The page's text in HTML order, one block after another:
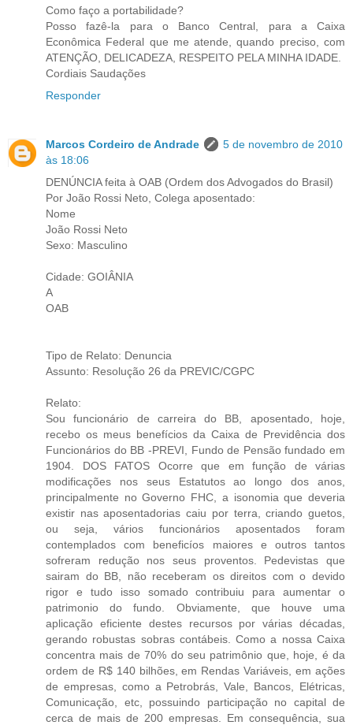
Como faço a portabilidade?
Posso fazê-la para o Banco Central, para a Caixa
Econômica Federal que me atende, quando preciso, com
ATENÇÃO, DELICADEZA, RESPEITO PELA MINHA IDADE.
Cordiais Saudações
Responder
Marcos Cordeiro de Andrade
5 de novembro de 2010
às 18:06
DENÚNCIA feita à OAB (Ordem dos Advogados do Brasil)
Por João Rossi Neto, Colega aposentado:
Nome
João Rossi Neto
Sexo: Masculino
Cidade: GOIÂNIA
A
OAB
Tipo de Relato: Denuncia
Assunto: Resolução 26 da PREVIC/CGPC
Relato:
Sou funcionário de carreira do BB, aposentado, hoje,
recebo os meus benefícios da Caixa de Previdência dos
Funcionários do BB -PREVI, Fundo de Pensão fundado em
1904. DOS FATOS Ocorre que em função de várias
modificações nos seus Estatutos ao longo dos anos,
principalmente no Governo FHC, a isonomia que deveria
existir nas aposentadorias caiu por terra, criando guetos,
ou seja, vários funcionários aposentados foram
contemplados com beneficíos maiores e outros tantos
sofreram redução nos seus proventos. Pedevistas que
sairam do BB, não receberam os direitos com o devido
rigor e tudo isso somado contribuiu para aumentar o
patrimonio do fundo. Obviamente, que houve uma
aplicação eficiente destes recursos por várias décadas,
gerando robustas sobras contábeis. Como a nossa Caixa
concentra mais de 70% do seu patrimônio que, hoje, é da
ordem de R$ 140 bilhões, em Rendas Variáveis, em ações
de empresas, como a Petrobrás, Vale, Bancos, Elétricas,
Comunicação, etc, possuindo participação no capital de
cerca de mais de 200 empresas. Em consequência, sua